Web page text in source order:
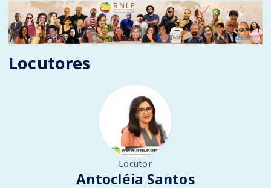
Locutores
Locutor
Antocléia Santos